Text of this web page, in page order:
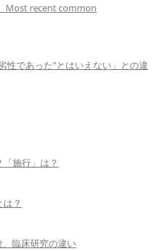
Most recent common
性であった”とはいえない」との違
「施行」は？
は？
、臨床研究の違い